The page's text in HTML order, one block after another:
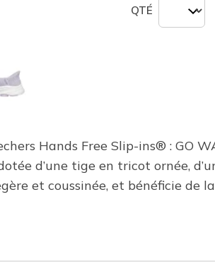
QTÉ
Hands Free Slip-ins® : GO
d’une tige en tricot ornée,
et coussinée, et bénéficie